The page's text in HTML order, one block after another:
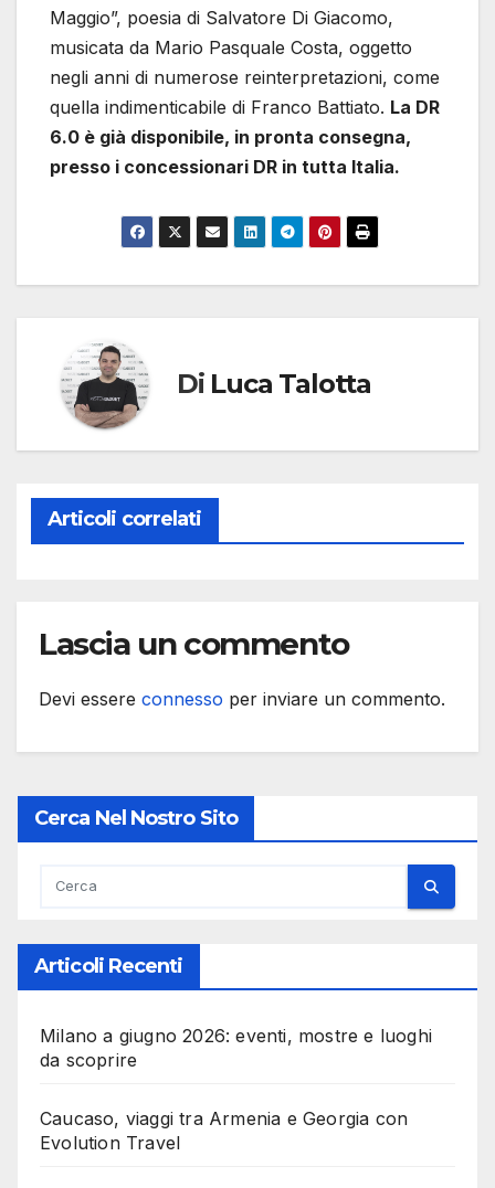
Maggio”, poesia di Salvatore Di Giacomo,
musicata da Mario Pasquale Costa, oggetto
negli anni di numerose reinterpretazioni, come
quella indimenticabile di Franco Battiato. La DR
6.0 è già disponibile, in pronta consegna,
presso i concessionari DR in tutta Italia.
Di Luca Talotta
Articoli correlati
Lascia un commento
Devi essere connesso per inviare un commento.
Cerca Nel Nostro Sito
Articoli Recenti
Milano a giugno 2026: eventi, mostre e luoghi
da scoprire
Caucaso, viaggi tra Armenia e Georgia con
Evolution Travel